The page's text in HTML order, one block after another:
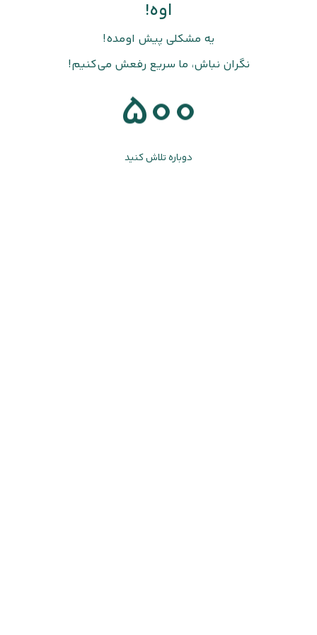
اوه!
یه مشکلی پیش اومده!
نگران نباش، ما سریع رفعش می‌کنیم!
500
دوباره تلاش کنید